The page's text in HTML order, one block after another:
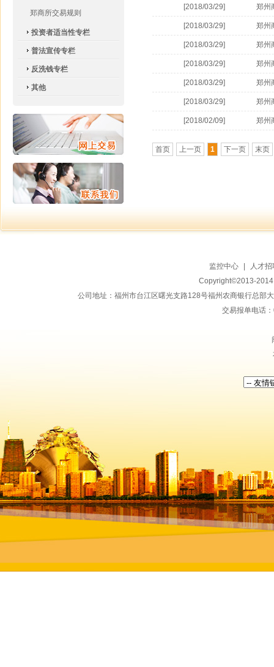
郑商所交易规则
投资者适当性专栏
普法宣传专栏
反洗钱专栏
其他
[2018/03/29] 郑州
[2018/03/29] 郑州
[2018/03/29] 郑州
[2018/03/29] 郑州
[2018/03/29] 郑州
[2018/03/29] 郑州
[2018/02/09] 郑州
首页 上一页 1 下一页 末页
监控中心
人才招
Copyright©2013-
公司地址：福州市台江区曙光支路128号福州农商银行总
交易报单电话